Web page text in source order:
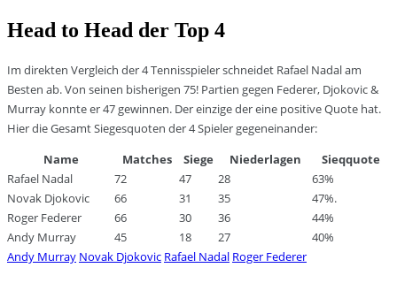
Head to Head der Top 4
Im direkten Vergleich der 4 Tennisspieler schneidet Rafael Nadal am
Besten ab. Von seinen bisherigen 75! Partien gegen Federer, Djokovic &
Murray konnte er 47 gewinnen. Der einzige der eine positive Quote hat.
Hier die Gesamt Siegesquoten der 4 Spieler gegeneinander:
Name
Matches Siege Niederlagen
Sieqquote
Rafael Nadal
72 47 28
63%
Novak Djokovic
66 31 35
47%.
Roger Federer
66 30 36
44%
Andy Murray
45 18 27
40%
Andy Murray Novak Djokovic Rafael Nadal Roger Federer